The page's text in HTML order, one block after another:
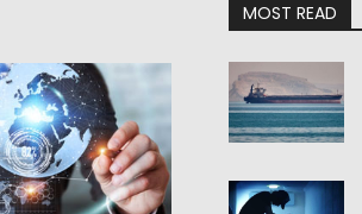
MOST READ